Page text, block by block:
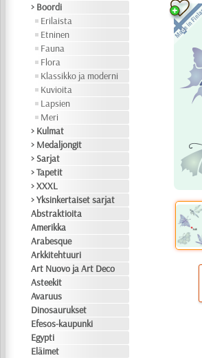
> Boordi
Erilaista
Etninen
Fauna
Flora
Klassikko ja moderni
Kuvioita
Lapsien
Meri
> Kulmat
> Medaljongit
> Sarjat
> Tapetit
> XXXL
> Yksinkertaiset sarjat
Abstraktioita
Amerikka
Arabesque
Arkkitehtuuri
Art Nuovo ja Art Deco
Asteekit
Avaruus
Dinosaurukset
Efesos-kaupunki
Egypti
Eläimet